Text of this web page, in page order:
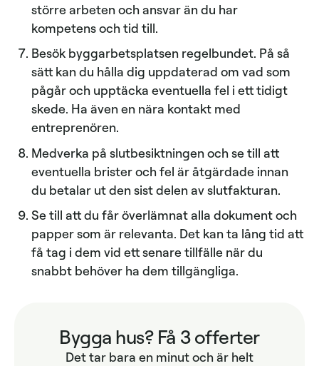
större arbeten och ansvar än du har
kompetens och tid till.
Besök byggarbetsplatsen regelbundet. På så
sätt kan du hålla dig uppdaterad om vad som
pågår och upptäcka eventuella fel i ett tidigt
skede. Ha även en nära kontakt med
entreprenören.
Medverka på slutbesiktningen och se till att
eventuella brister och fel är åtgärdade innan
du betalar ut den sist delen av slutfakturan.
Se till att du får överlämnat alla dokument och
papper som är relevanta. Det kan ta lång tid att
få tag i dem vid ett senare tillfälle när du
snabbt behöver ha dem tillgängliga.
Bygga hus? Få 3 offerter
Det tar bara en minut och är helt